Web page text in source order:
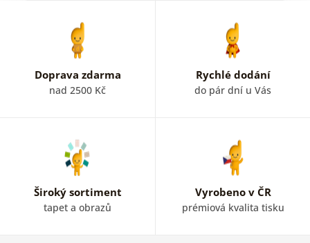
Doprava zdarma
nad 2500 Kč
Rychlé dodání
do pár dní u Vás
Široký sortiment
tapet a obrazů
Vyrobeno v ČR
prémiová kvalita tisku